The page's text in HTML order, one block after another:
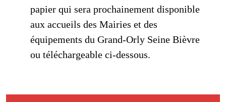
papier qui sera prochainement disponible
aux accueils des Mairies et des
équipements du Grand-Orly Seine Bièvre
ou téléchargeable ci-dessous.